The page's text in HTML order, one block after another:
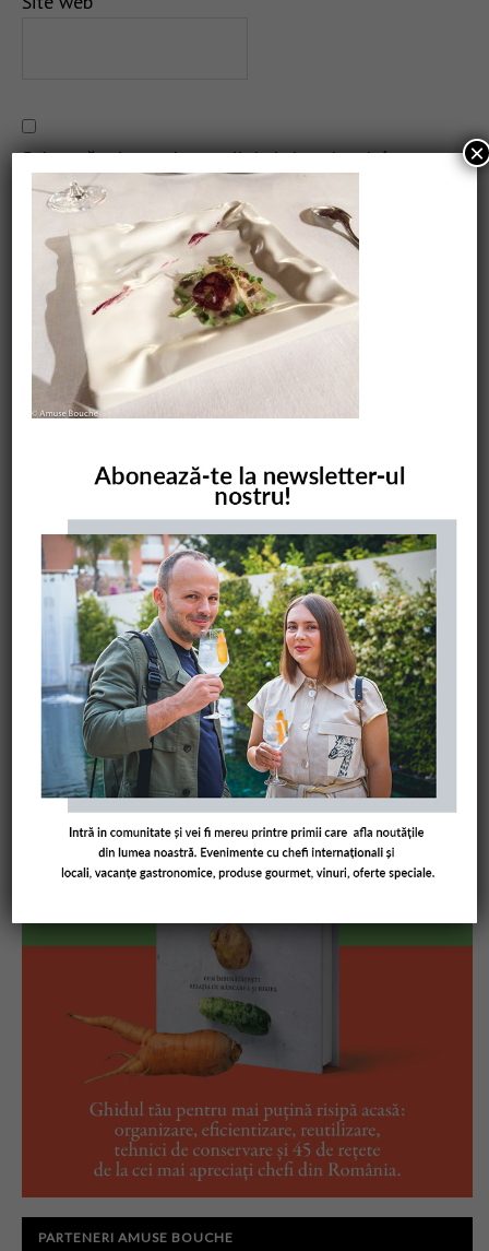
Salvează-mi numele, emailul și site-ul web în acest
navigator pentru data viitoare când o să comentez.
CAUTARE
COMANDĂ CARTEA NOASTRĂ
PARTENERI AMUSE BOUCHE
×